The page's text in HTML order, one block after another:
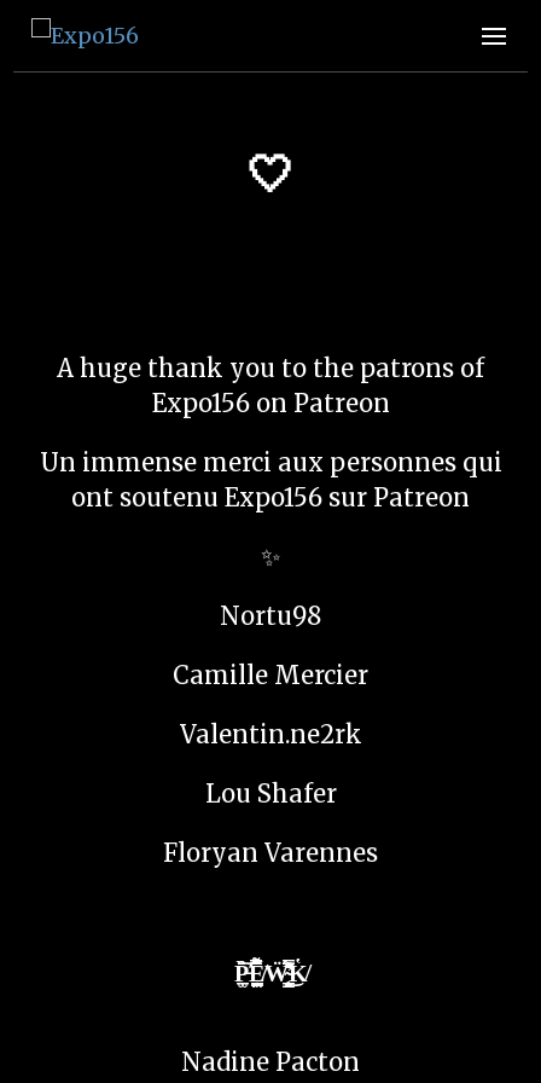
Expo156
👩🏽‍🚀🧚‍♀️👾🧙🏼‍♀️🤖🧝🏻‍♀️👽🧜🏿‍♀️👩‍🔬
🤍
A huge thank you to the patrons of
Expo156 on Patreon
Un immense merci aux personnes qui
ont soutenu Expo156 sur Patreon
✨
Nortu98
Camille Mercier
Valentin.ne2rk
Lou Shafer
Floryan Varennes
P̵̩̲͚̄̈̉̀̕͝E̸̳͖̼̰̫̪͕̫̟͂̔̿̓̋̀͗͌̎̒̂̓̌͘ͅẄ̴̨̛͍͉͙̮͇̭̱̜͒́̔̎̅̿̎́̕͘͜K̸̔
Nadine Pacton